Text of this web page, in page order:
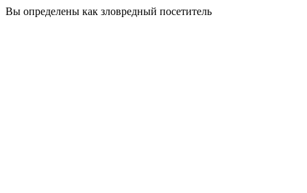
Вы определены как зловредный посетитель